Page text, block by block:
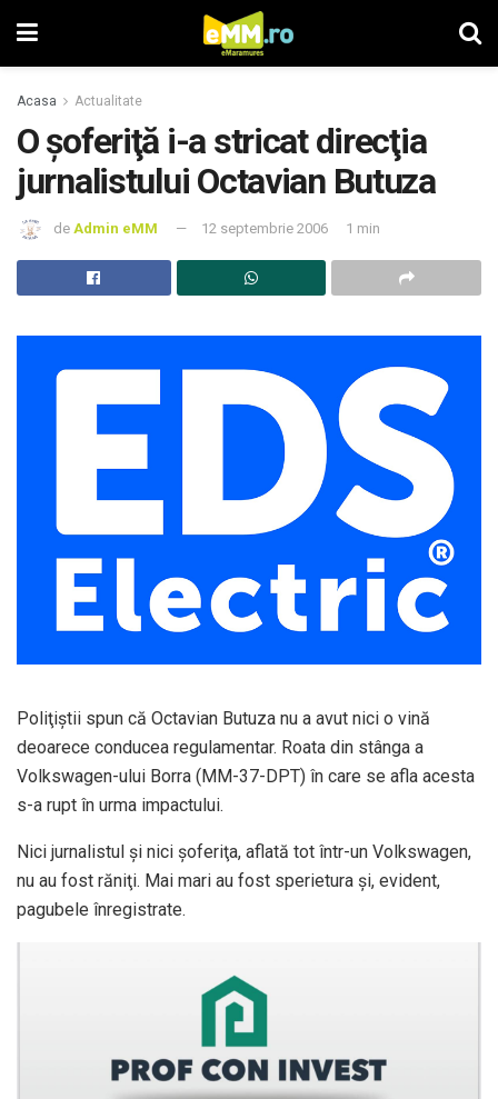
Acasa Actualitate
O şoferiţă i-a stricat direcţia
jurnalistului Octavian Butuza
de Admin eMM 12 septembrie 2006 1 min
Poliţiştii spun că Octavian Butuza nu a avut nici o vină
deoarece conducea regulamentar. Roata din stânga a
Volkswagen-ului Borra (MM-37-DPT) în care se afla acesta
s-a rupt în urma impactului.
Nici jurnalistul şi nici şoferiţa, aflată tot într-un Volkswagen,
nu au fost răniţi. Mai mari au fost sperietura şi, evident,
pagubele înregistrate.